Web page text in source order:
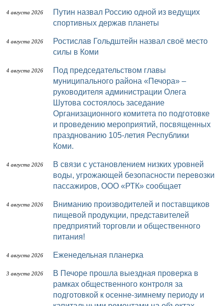
4 августа 2026
Путин назвал Россию одной из ведущих
спортивных держав планеты
4 августа 2026
Ростислав Гольдштейн назвал своё место
силы в Коми
4 августа 2026
Под председательством главы
муниципального района «Печора» –
руководителя администрации Олега
Шутова состоялось заседание
Организационного комитета по подготовке
и проведению мероприятий, посвященных
празднованию 105-летия Республики
Коми.
4 августа 2026
В связи с установлением низких уровней
воды, угрожающей безопасности перевозки
пассажиров, ООО «РТК» сообщает
4 августа 2026
Вниманию производителей и поставщиков
пищевой продукции, представителей
предприятий торговли и общественного
питания!
4 августа 2026 Еженедельная планерка
3 августа 2026
В Печоре прошла выездная проверка в
рамках общественного контроля за
подготовкой к осенне-зимнему периоду и